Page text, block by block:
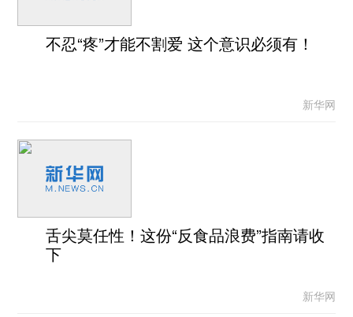
不忍“疼”才能不割爱 这个意识必须有！
新华网
舌尖莫任性！这份“反食品浪费”指南请收
下
新华网